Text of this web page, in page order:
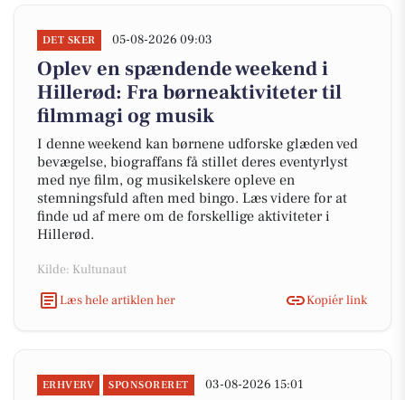
DET SKER 05-08-2026 09:03
Oplev en spændende weekend i
Hillerød: Fra børneaktiviteter til
filmmagi og musik
I denne weekend kan børnene udforske glæden ved
bevægelse, biograffans få stillet deres eventyrlyst
med nye film, og musikelskere opleve en
stemningsfuld aften med bingo. Læs videre for at
finde ud af mere om de forskellige aktiviteter i
Hillerød.
Kilde: Kultunaut
Læs hele artiklen her
Kopiér link
ERHVERV SPONSORERET 03-08-2026 15:01